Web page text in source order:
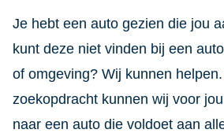
Je hebt een auto gezien die jou
kunt deze niet vinden bij een
of omgeving? Wij kunnen
zoekopdracht kunnen wij voor
naar een auto die voldoet aan